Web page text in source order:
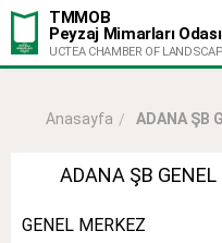
TMMOB
Peyzaj Mimarları Odası
UCTEA CHAMBER OF
Anasayfa ADANA ŞB
ADANA ŞB GENEL
GENEL MERKEZ